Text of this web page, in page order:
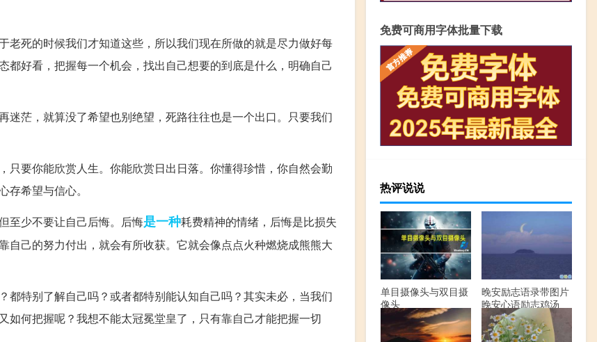
死的时候我们才知道这些，所以我们现在所做的就是尽力做好每
好看，把握每一个机会，找出自己想要的到底是什么，明确自己
茫，就算没了希望也别绝望，死路往往也是一个出口。只要我们
要你能欣赏人生。你能欣赏日出日落。你懂得珍惜，你自然会勤
希望与信心。
至少不要让自己后悔。后悔是一种耗费精神的情绪，后悔是比损失
己的努力付出，就会有所收获。它就会像点点火种燃烧成熊熊大
特别了解自己吗？或者都特别能认知自己吗？其实未必，当我们
何把握呢？我想不能太冠冕堂皇了，只有靠自己才能把握一切
免费可商用字体批量下载
热评说说
单目摄像头与双目摄
像头
晚安励志语录带图片
晚安心语励志鸡汤